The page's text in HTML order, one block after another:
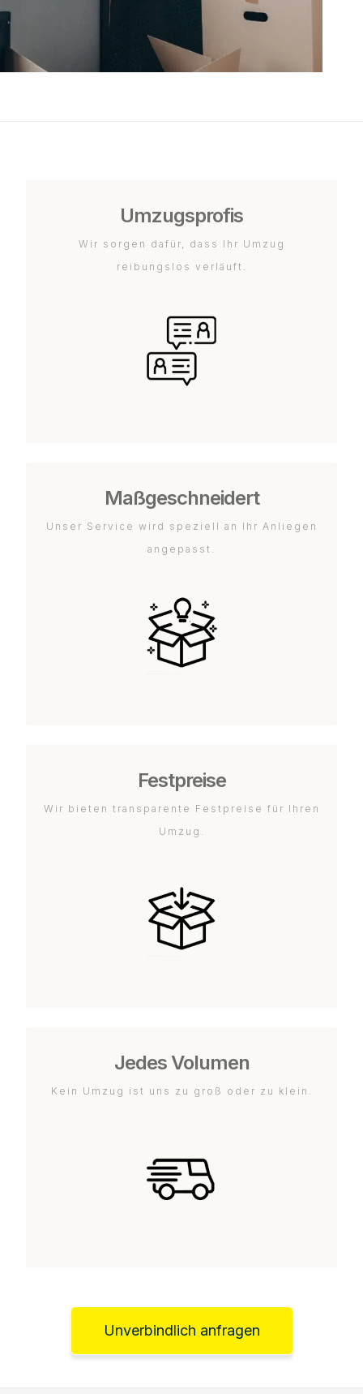
Umzugsprofis
Wir sorgen dafür, dass Ihr Umzug
reibungslos verläuft.
Maßgeschneidert
Unser Service wird speziell an Ihr Anliegen
angepasst.
Festpreise
Wir bieten transparente Festpreise für Ihren
Umzug.
Jedes Volumen
Kein Umzug ist uns zu groß oder zu klein.
Unverbindlich anfragen